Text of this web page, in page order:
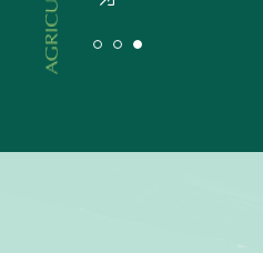
農業部虛擬博物館
農業簡介專區
進口馬鈴薯澄清